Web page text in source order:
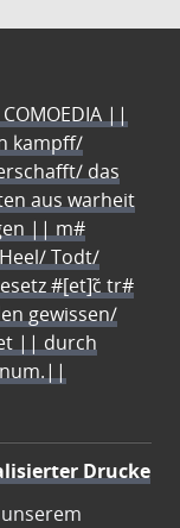
||
kampff/
das
aus warheit
|| m#
Todt/
#[et]c̃ tr#
gewissen/
|| durch
Drucke